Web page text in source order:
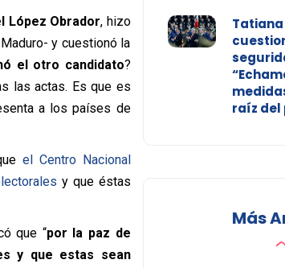
López Obrador, hizo
y cuestionó la
el otro candidato?
las actas. Es que es
a los países de
el Centro Nacional
y que éstas
que “por la paz de
y que estas sean
raíz del
Más